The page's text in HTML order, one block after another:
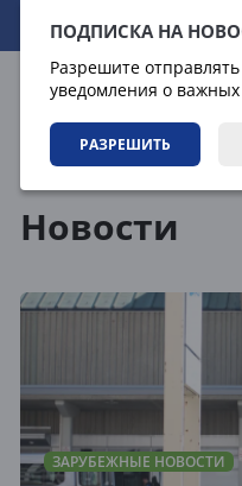
ПОДПИСКА НА
Разрешите
уведомления о важных
РАЗРЕШИТЬ
10.08.2026 17:57:07
Новости
ЗАРУБЕЖНЫЕ НОВОСТИ